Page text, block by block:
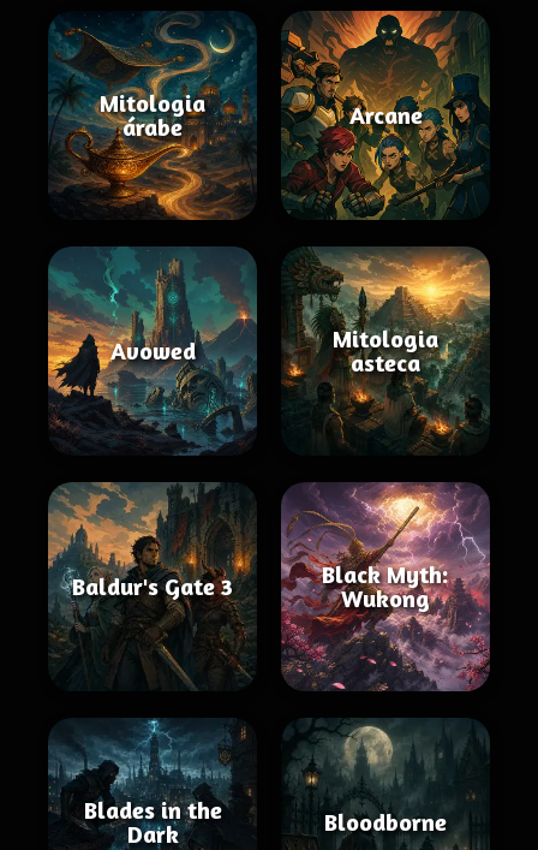
Mitologia
árabe
Arcane
Avowed
Mitologia
asteca
Baldur's Gate 3
Black Myth:
Wukong
Blades in the
Dark
Bloodborne